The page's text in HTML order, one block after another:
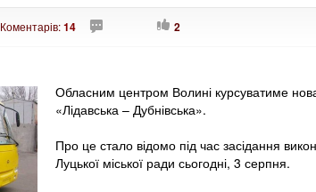
Коментарів:14 2
Обласним центром Волині курсуватиме
«Лідавська – Дубнівська».
Про це стало відомо під час засідання
Луцької міської ради сьогодні, 3 серпня.